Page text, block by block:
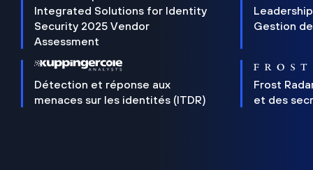
Integrated Solutions for Identity
Security 2025 Vendor
Assessment
Gestion
Détection et réponse aux
menaces sur les identités (ITDR)
Frost
et des